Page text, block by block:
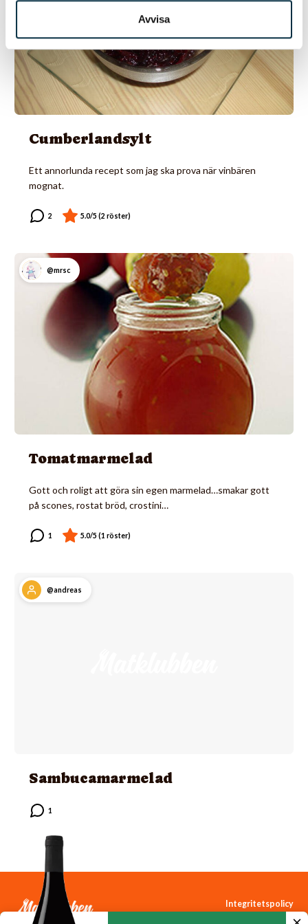
Avvisa
Cumberlandsylt
Ett annorlunda recept som jag ska prova när vinbären
mognat.
@mrsc
Tomatmarmelad
Gott och roligt att göra sin egen marmelad…smakar gott
på scones, rostat bröd, crostini…
@andreas
Sambucamarmelad
Integritetspolicy